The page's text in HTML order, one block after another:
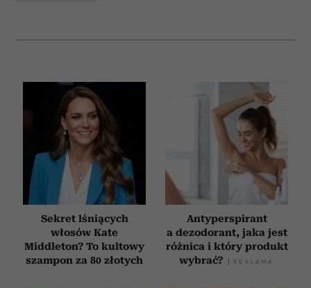
Sekret lśniących
włosów Kate
Middleton? To kultowy
szampon za 80 złotych
Antyperspirant
a dezodorant, jaka jest
różnica i który produkt
wybrać?